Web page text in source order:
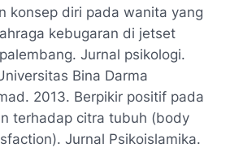
konsep diri pada wanita yang
kebugaran di jetset
Jurnal psikologi.
Bina Darma
2013. Berpikir positif pada
terhadap citra tubuh (body
Jurnal Psikoislamika.